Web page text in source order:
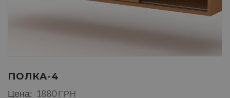
ПОЛКА-4
Цена: 1880 ГРН